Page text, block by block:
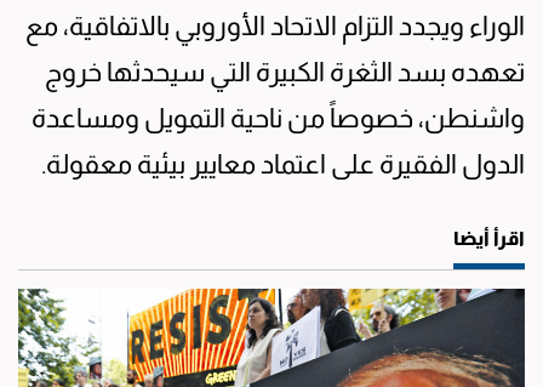
الوراء ويجدد التزام الاتحاد الأوروبي بالاتفاقية، مع
تعهده بسد الثغرة الكبيرة التي سيحدثها خروج
واشنطن، خصوصاً من ناحية التمويل ومساعدة
الدول الفقيرة على اعتماد معايير بيئية معقولة.
اقرأ أيضا